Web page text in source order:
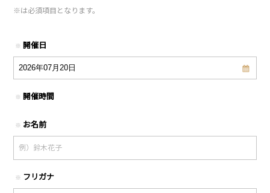
※は必須項目となります。
※ 開催日
※ 開催時間
※ お名前
※ フリガナ